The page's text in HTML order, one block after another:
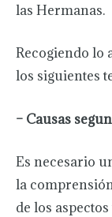
las Hermanas.
Recogiendo lo
los siguientes
– Causas
Es necesario
la
de los